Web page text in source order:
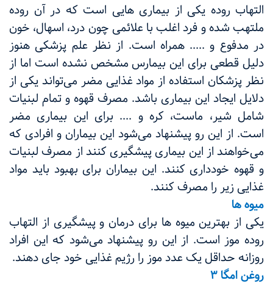
التهاب روده یکی از بیماری هایی است که در آن روده
ملتهب شده و فرد اغلب با علائمی چون درد، اسهال، خون
در مدفوع و ..... همراه است. از نظر علم پزشکی هنوز
دلیل قطعی برای این بیمارس مشخص نشده است اما از
نظر پزشکان استفاده از مواد غذایی مضر می‌تواند یکی از
دلایل ایجاد این بیماری باشد. مصرف قهوه و تمام لبنیات
شامل شیر، ماست، کره و .... برای این بیماری مضر
است. از این رو پیشنهاد می‌شود این بیماران و افرادی که
می‌خواهند از این بیماری پیشگیری کنند از مصرف لبنیات
و قهوه خودداری کنند. این بیماران برای بهبود باید مواد
غذایی زیر را مصرف کنند.
میوه ها
یکی از بهترین میوه ها برای درمان و پیشگیری از التهاب
روده موز است. از این رو پیشنهاد می‌شود که این افراد
روزانه حداقل یک عدد موز را رژیم غذایی خود جای دهند.
روغن امگا ۳